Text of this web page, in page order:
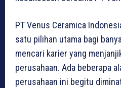
PT Venus Ceramica
satu pilihan utama bagi
mencari karier yang
perusahaan. Ada beberapa
perusahaan ini begitu